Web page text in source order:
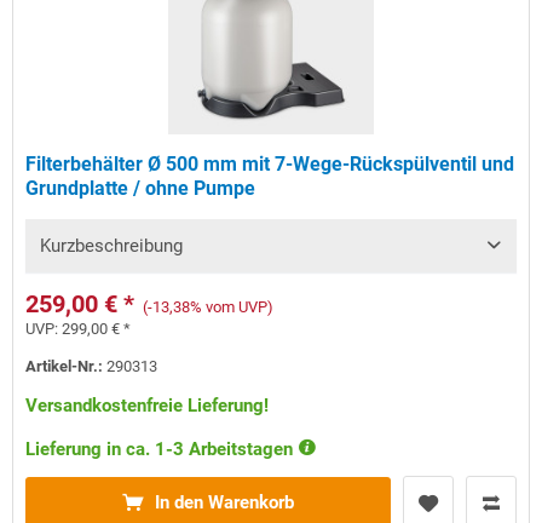
Filterbehälter Ø 500 mm mit 7-Wege-Rückspülventil und
Grundplatte / ohne Pumpe
Kurzbeschreibung
259,00 € * (-13,38% vom UVP)
UVP:299,00 € *
Artikel-Nr.:290313
Versandkostenfreie Lieferung!
Lieferung in ca. 1-3 Arbeitstagen
In den Warenkorb